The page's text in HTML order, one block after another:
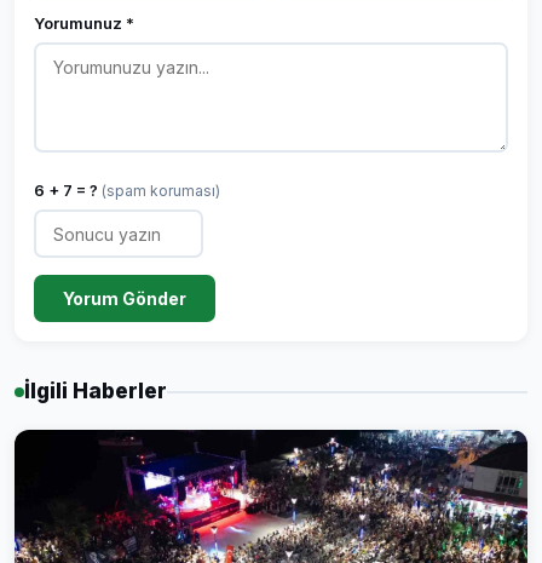
Yorumunuz *
6 + 7 = ? (spam koruması)
Yorum Gönder
İlgili Haberler